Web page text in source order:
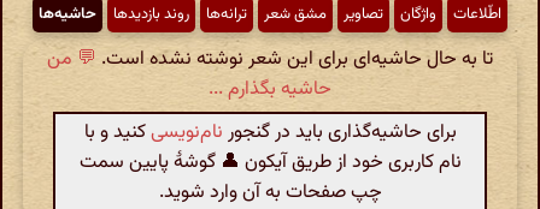
اطّلاعات واژگان تصاویر مشق شعر ترانه‌ها روند بازدیدها حاشیه‌ها
تا به حال حاشیه‌ای برای این شعر نوشته نشده است. 💬 من
حاشیه بگذارم ...
برای حاشیه‌گذاری باید در گنجور نام‌نویسیکنید و با
نام کاربری خود از طریق آیکون 👤 گوشهٔ پایین سمت
چپ صفحات به آن وارد شوید.